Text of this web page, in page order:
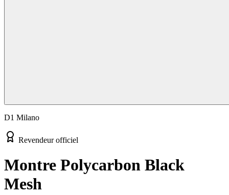
D1 Milano
Revendeur officiel
Montre Polycarbon Black
Mesh